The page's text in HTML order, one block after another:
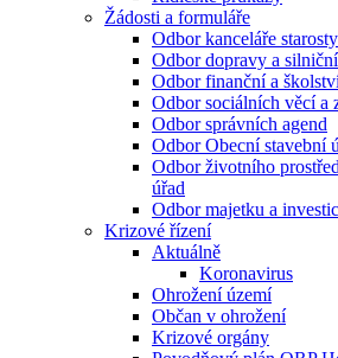
Žádosti a formuláře
Odbor kanceláře
Odbor dopravy a
Odbor finanční a
Odbor sociálních věcí a
Odbor správních agend
Odbor Obecní stavební
Odbor životního
úřad
Odbor majetku a
Krizové řízení
Aktuálně
Koronavirus
Ohrožení území
Občan v ohrožení
Krizové orgány